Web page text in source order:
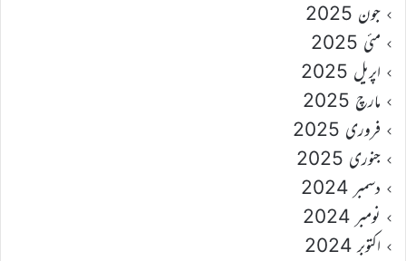
جون 2025
مئی 2025
اپریل 2025
مارچ 2025
فروری 2025
جنوری 2025
دسمبر 2024
نومبر 2024
اکتوبر 2024